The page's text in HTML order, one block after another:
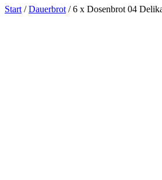
Start /Dauerbrot / 6 x Dosenbrot 04